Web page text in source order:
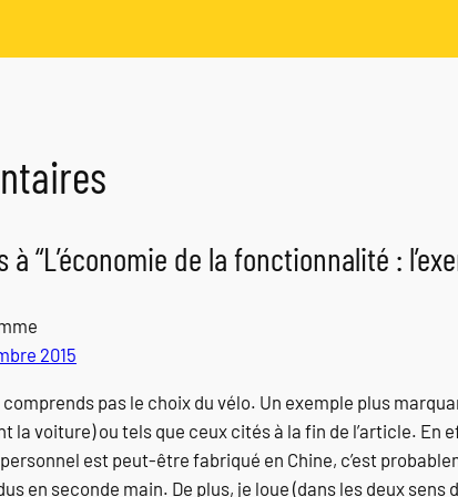
à “L’économie de la fonctionnalité :
2015
pas le choix du vélo. Un exemple plus
la voiture) ou tels que ceux cités à la fin de l’article. En
personnel est peut-être fabriqué en Chine, c’est
en seconde main. De plus, je loue (dans les deux